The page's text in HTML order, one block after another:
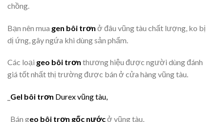
chồng.
Bạn nên mua gen bôi trơn ở đâu vũng tàu chất lượng, ko bị
dị ứng, gây ngứa khi dùng sản phẩm.
Các loại geo bôi trơn thương hiệu được người dùng đánh
giá tốt nhất thị trường được bán ở cửa hàng vũng tàu.
Gel bôi trơn Durex vũng tàu,
_Bán geo bôi trơn gốc nướcở vũng tàu,